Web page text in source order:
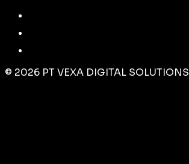
© 2026 PT VEXA DIGITAL SOLUTIONS